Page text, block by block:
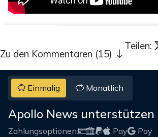
Teilen:
Zu den Kommentaren (15)
Einmalig Monatlich
Apollo News unterstützen
Zahlungsoptionen: Pay
Pay